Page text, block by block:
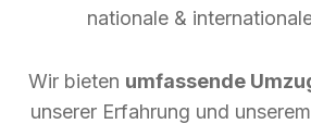
nationale &
Wir bieten umfassende
unserer Erfahrung und